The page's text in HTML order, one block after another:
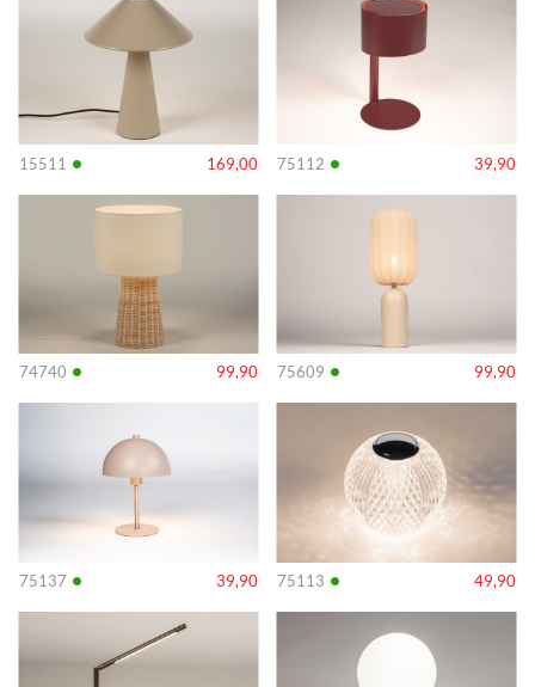
15511 • 169,00 75112 • 39,90
74740 • 99,90
Info
75609 • 99,90
Info
75137 • 39,90
Info
75113 • 49,90
Info
Info Info